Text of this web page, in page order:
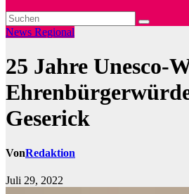
News Regional
25 Jahre Unesco-
Geserick
VonRedaktion
Juli 29, 2022